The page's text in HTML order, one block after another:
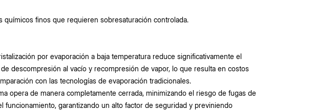
químicos finos que requieren sobresaturación controlada.
por evaporación a baja temperatura reduce significativamente el
descompresión al vacío y recompresión de vapor, lo que resulta en costos
con las tecnologías de evaporación tradicionales.
opera de manera completamente cerrada, minimizando el riesgo de fugas de
funcionamiento, garantizando un alto factor de seguridad y previniendo